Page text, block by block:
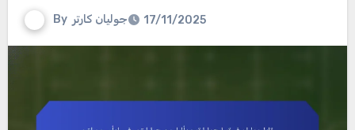
By جوليان كارتر 17/11/2025